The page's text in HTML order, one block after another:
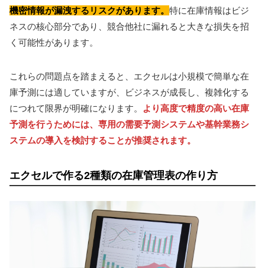
機密情報が漏洩するリスクがあります。 特に在庫情報はビジ
ネスの核心部分であり、競合他社に漏れると大きな損失を招
く可能性があります。
これらの問題点を踏まえると、エクセルは小規模で簡単な在
庫予測には適していますが、ビジネスが成長し、複雑化する
につれて限界が明確になります。
より高度で精度の高い在庫
予測を行うためには、専用の需要予測システムや基幹業務シ
ステムの導入を検討することが推奨されます。
エクセルで作る2種類の在庫管理表の作り方